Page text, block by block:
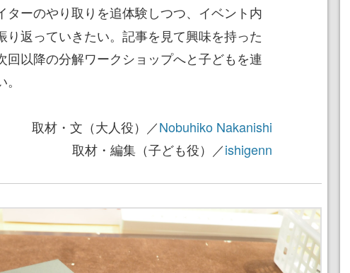
ターのやり取りを追体験しつつ、イベント内
り返っていきたい。記事を見て興味を持った
回以降の分解ワークショップへと子どもを連
取材・文（大人役）／Nobuhiko Nakanishi
取材・編集（子ども役）／ishigenn